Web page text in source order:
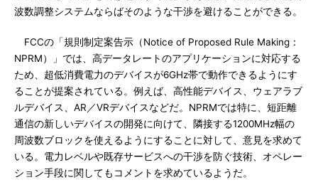
波数調整システムならばそのような干渉を避けることができる。
FCCの「規則制定案告示（Notice of Proposed Rule Making：
NPRM）」では、高データレートのアプリケーションに対応する
ため、超低消費電力のデバイスが6GHz帯で動作できるようにす
ることが提案されている。例えば、高性能デバイス、ウェアラブ
ルデバイス、AR／VRデバイスなどだ。NPRMでは特に、短距離
通信の新しいデバイスの開発に向けて、隣接する1200MHz幅の
周波数ブロックを使えるようにすることに対して、意見を求めて
いる。電力レベルや既存サービスへの干渉を防ぐ技術、オペレー
ション手段に関してもコメントを求めているようだ。